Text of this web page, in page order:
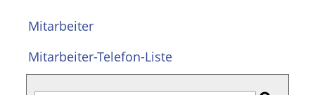
Mitarbeiter
Mitarbeiter-Telefon-Liste